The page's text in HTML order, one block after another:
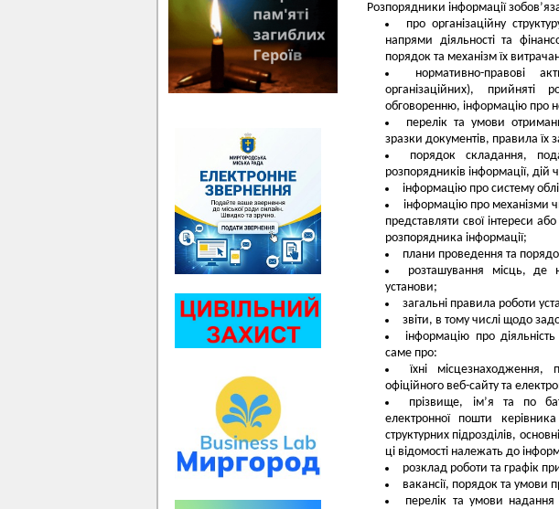
Розпорядники інформації
про організаційну
напрями діяльності та
порядок та механізм їх
нормативно-правові
організаційних),
обговоренню, інформацію про
перелік та умови
зразки документів, правила їх
порядок складання,
розпорядників інформації, дій
інформацію про систему
інформацію про механізми
представляти свої інтереси
розпорядника інформації;
плани проведення та
розташування місць, де
установи;
загальні правила роботи
звіти, в тому числі щодо
інформацію про
саме про:
їхні
офіційного веб-сайту та
прізвище, ім’я та по
електронної пошти
структурних підрозділів,
ці відомості належать до
розклад роботи та графік
вакансії, порядок та умови
перелік та умови надання